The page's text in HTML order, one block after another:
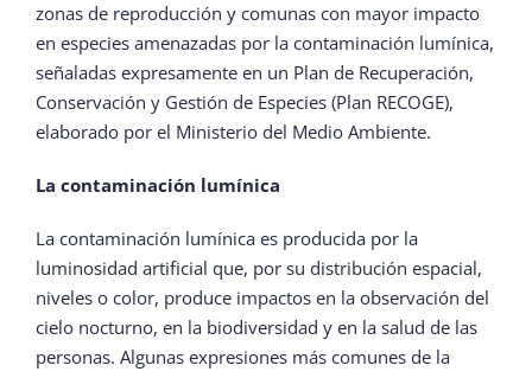
zonas de reproducción y comunas con mayor impacto
en especies amenazadas por la contaminación lumínica,
señaladas expresamente en un Plan de Recuperación,
Conservación y Gestión de Especies (Plan RECOGE),
elaborado por el Ministerio del Medio Ambiente.
La contaminación lumínica
La contaminación lumínica es producida por la
luminosidad artificial que, por su distribución espacial,
niveles o color, produce impactos en la observación del
cielo nocturno, en la biodiversidad y en la salud de las
personas. Algunas expresiones más comunes de la